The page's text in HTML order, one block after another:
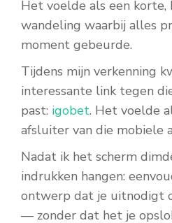
Het voelde als een korte,
wandeling waarbij alles
moment gebeurde.
Tijdens mijn verkenning
interessante link tegen
past: igobet. Het voelde
afsluiter van die mobiele
Nadat ik het scherm
indrukken hangen:
ontwerp dat je uitnodigt
— zonder dat het je